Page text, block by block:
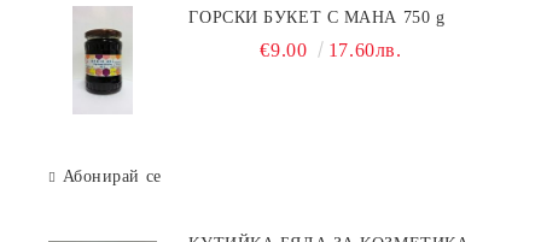
ГОРСКИ БУКЕТ С МАНА 750 g
€9.00 17.60лв.
Абонирай се